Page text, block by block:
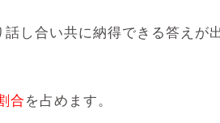
し合い共に納得できる答えが
合 を占めます。